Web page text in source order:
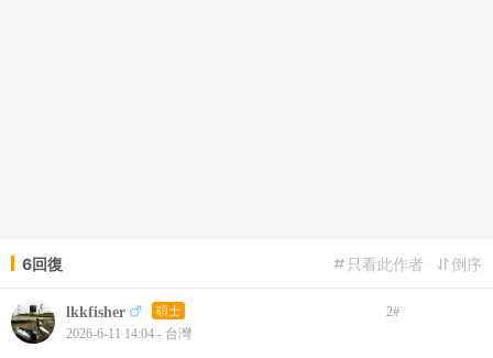
6回復 倒序
只看此作者
lkkfisher 碩士 2#
2026-6-11 14:04 - 台灣